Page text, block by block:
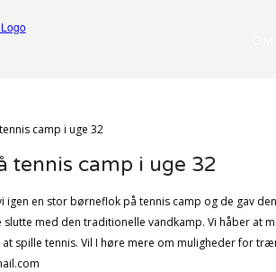
camp i uge 32
tennis camp i uge 32
igen en stor børneflok på tennis camp og de gav
slutte med den traditionelle vandkamp. Vi håber at
spille tennis. Vil I høre mere om muligheder for